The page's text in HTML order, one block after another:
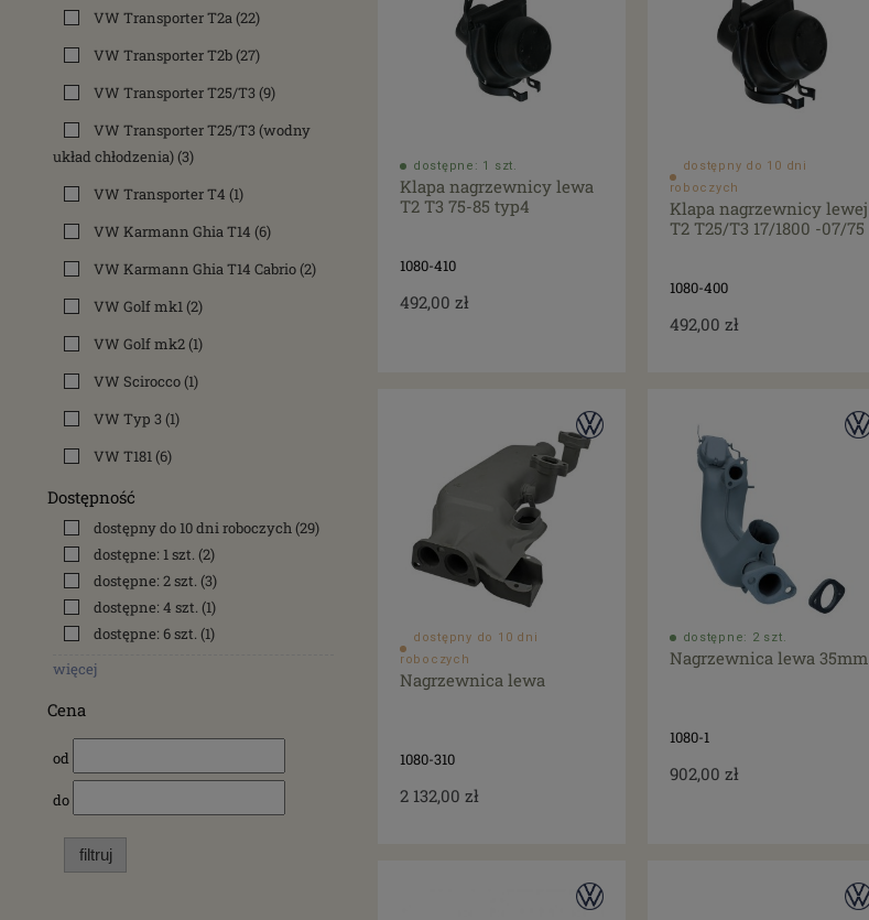
VW Transporter T2a(22)
VW Transporter T2b(27)
VW Transporter T25/T3(9)
VW Transporter T25/T3 (wodny
układ chłodzenia)(3)
VW Transporter T4 (1)
VW Karmann Ghia T14 (6)
VW Karmann Ghia T14 Cabrio(2)
VW Golf mk1(2)
VW Golf mk2(1)
VW Scirocco(1)
VW Typ 3(1)
VW T181(6)
Dostępność
dostępny do 10 dni roboczych(29)
dostępne: 1 szt. (2)
dostępne: 2 szt. (3)
dostępne: 4 szt. (1)
dostępne: 6 szt. (1)
więcej
Cena
od
do
filtruj
dostępne: 1 szt.
Klapa nagrzewnicy lewa
T2 T3 75-85 typ4
1080-410
492,00 zł
dostępny do 10 dni
roboczych
Klapa nagrzewnicy lewej
T2 T25/T3 17/1800 -07/75
1080-400
492,00 zł
dostępny do 10 dni
roboczych
Nagrzewnica lewa
1080-310
2 132,00 zł
dostępne: 2 szt.
Nagrzewnica lewa 35mm
1080-1
902,00 zł